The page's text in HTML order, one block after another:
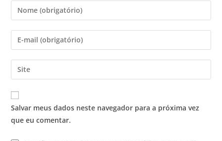
Salvar meus dados neste navegador para a próxima vez
que eu comentar.